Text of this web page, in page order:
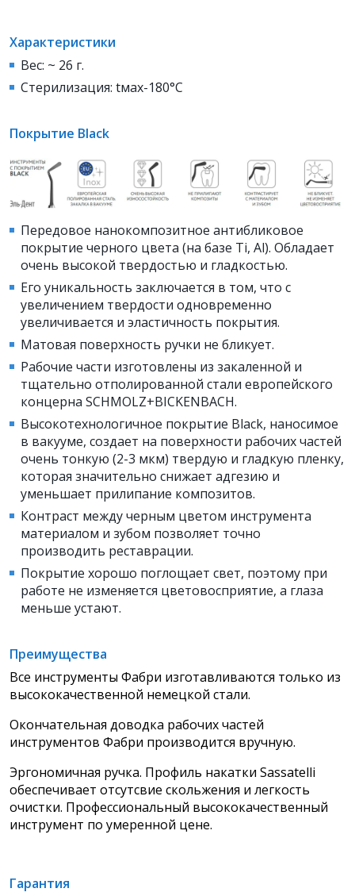
Характеристики
Вес: ~ 26 г.
Стерилизация: tмах-180°С
Покрытие Black
Передовое нанокомпозитное антибликовое
покрытие черного цвета (на базе Ti, Al). Обладает
очень высокой твердостью и гладкостью.
Его уникальность заключается в том, что с
увеличением твердости одновременно
увеличивается и эластичность покрытия.
Матовая поверхность ручки не бликует.
Рабочие части изготовлены из закаленной и
тщательно отполированной стали европейского
концерна SCHMOLZ+BICKENBACH.
Высокотехнологичное покрытие Black, наносимое
в вакууме, создает на поверхности рабочих частей
очень тонкую (2-3 мкм) твердую и гладкую пленку,
которая значительно снижает адгезию и
уменьшает прилипание композитов.
Контраст между черным цветом инструмента
материалом и зубом позволяет точно
производить реставрации.
Покрытие хорошо поглощает свет, поэтому при
работе не изменяется цветовосприятие, а глаза
меньше устают.
Преимущества
Все инструменты Фабри изготавливаются только из
высококачественной немецкой стали.
Окончательная доводка рабочих частей
инструментов Фабри производится вручную.
Эргономичная ручка. Профиль накатки Sassatelli
обеспечивает отсутсвие скольжения и легкость
очистки. Профессиональный высококачественный
инструмент по умеренной цене.
Гарантия